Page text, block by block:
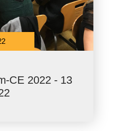
CE 2022 - 13